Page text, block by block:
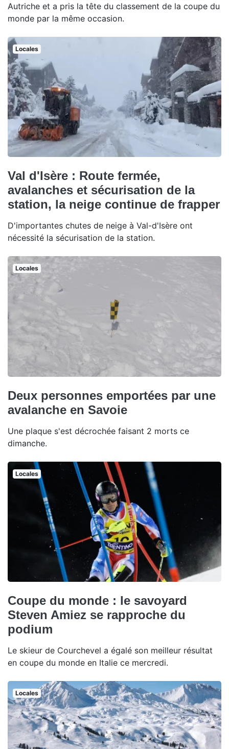
Autriche et a pris la tête du classement de la coupe du
monde par la même occasion.
Locales
Val d'Isère : Route fermée,
avalanches et sécurisation de la
station, la neige continue de frapper
D'importantes chutes de neige à Val-d'Isère ont
nécessité la sécurisation de la station.
Locales
Deux personnes emportées par une
avalanche en Savoie
Une plaque s'est décrochée faisant 2 morts ce
dimanche.
Locales
Coupe du monde : le savoyard
Steven Amiez se rapproche du
podium
Le skieur de Courchevel a égalé son meilleur résultat
en coupe du monde en Italie ce mercredi.
Locales